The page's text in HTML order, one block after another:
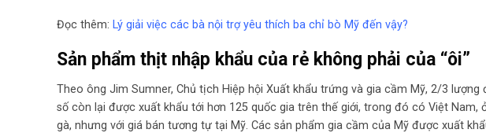
Đọc thêm: Lý giải việc các bà nội trợ yêu thích ba chỉ bò Mỹ đến vậy?
Sản phẩm thịt nhập khẩu của rẻ không phải của “ôi”
Theo ông Jim Sumner, Chủ tịch Hiệp hội Xuất khẩu trứng và gia cầm Mỹ, 2/3
số còn lại được xuất khẩu tới hơn 125 quốc gia trên thế giới, trong đó có Việt Nam,
gà, nhưng với giá bán tương tự tại Mỹ. Các sản phẩm gia cầm của Mỹ được xuất